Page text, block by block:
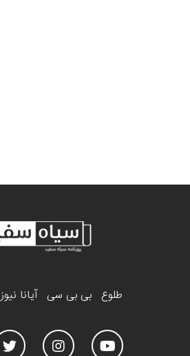
طلوع بی بی سی آیانا نیوز